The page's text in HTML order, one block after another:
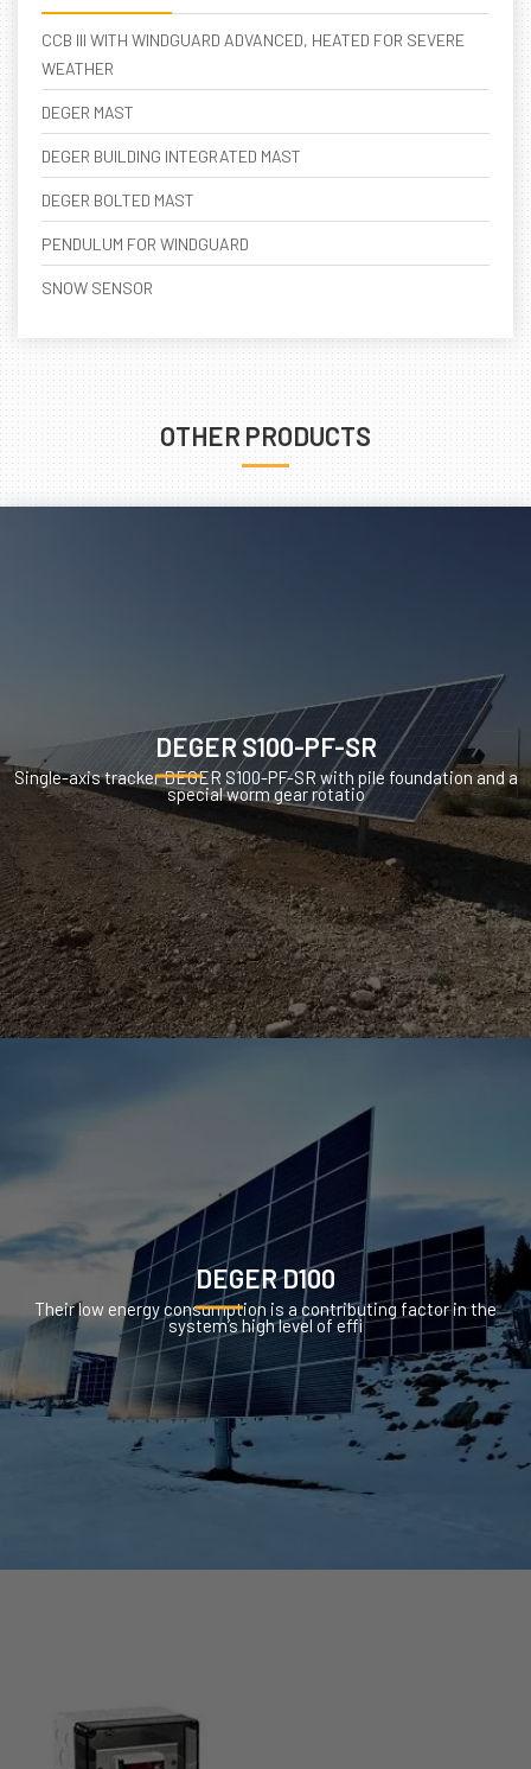
CCB III WITH WINDGUARD ADVANCED, HEATED FOR SEVERE
WEATHER
DEGER MAST
DEGER BUILDING INTEGRATED MAST
DEGER BOLTED MAST
PENDULUM FOR WINDGUARD
SNOW SENSOR
OTHER PRODUCTS
DEGER S100-PF-SR
Single-axis tracker DEGER S100-PF-SR with pile foundation and a
special worm gear rotatio
DEGER D100
Their low energy consumption is a contributing factor in the
system’s high level of effi